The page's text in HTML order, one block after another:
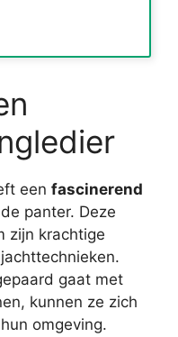
een fascinerend
panter. Deze
zijn krachtige
gaat met
kunnen ze zich
omgeving.